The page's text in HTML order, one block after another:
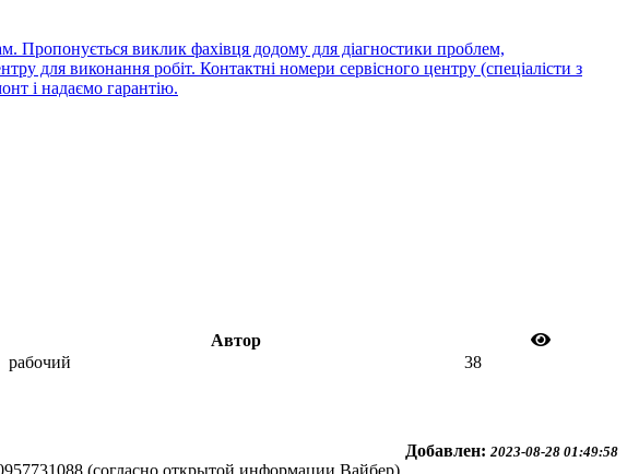
Пропонується виклик фахівця додому для діагностики проблем,
для виконання робіт. Контактні номери сервісного центру (спеціалісти з
і надаємо гарантію.
Автор
рабочий 38
Добавлен: 2023-08-28 01:49:58